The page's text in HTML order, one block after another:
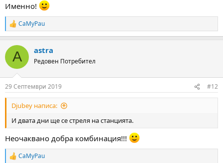
Именно!
R
e
c
i
s
:
CaMyPau
A astra
Редовен Потребител
29 Септември 2019 #12
Djubey написа:
И двата дни ще се стреля на станцията.
Неочаквано добра комбинация!!!
R
CaMyPau